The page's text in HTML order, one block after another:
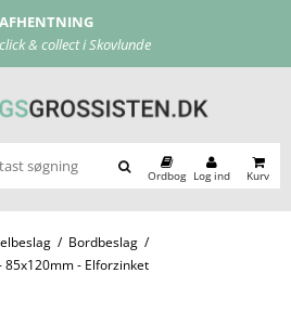
AFHENTNING
click & collect i Skovlunde
FRI FRAGT
ved køb over 500 kr
Ordbog Log ind Kurv
/ Bordbeslag /
- Elforzinket